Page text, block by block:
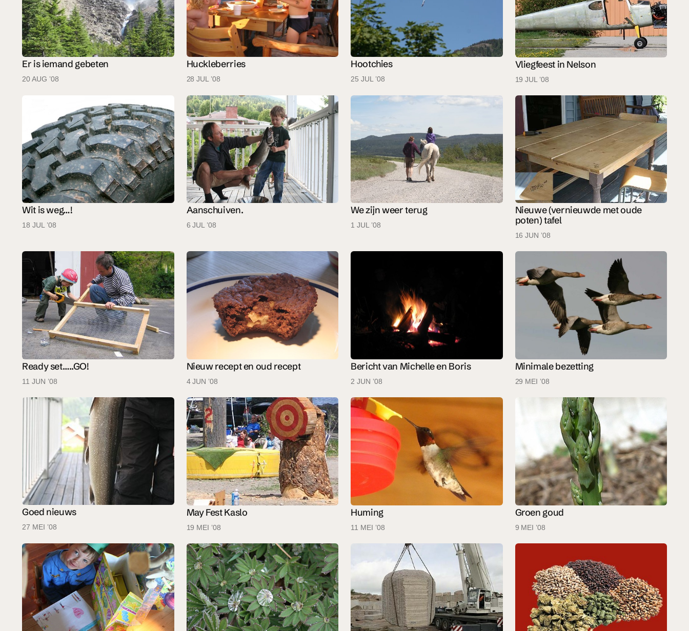
Er is iemand gebeten
20 AUG ’08
Huckleberries
28 JUL ’08
Hootchies
25 JUL ’08
Vliegfeest in Nelson
19 JUL ’08
Wit is weg…!
18 JUL ’08
Aanschuiven.
6 JUL ’08
We zijn weer terug
1 JUL ’08
Nieuwe (vernieuwde met oude
poten) tafel
16 JUN ’08
Ready set…..GO!
11 JUN ’08
Nieuw recept en oud recept
4 JUN ’08
Bericht van Michelle en Boris
2 JUN ’08
Minimale bezetting
29 MEI ’08
Goed nieuws
27 MEI ’08
May Fest Kaslo
19 MEI ’08
Huming
11 MEI ’08
Groen goud
9 MEI ’08